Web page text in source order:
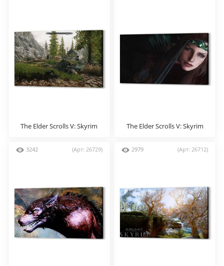
The Elder Scrolls V: Skyrim The Elder Scrolls V: Skyrim
3242 (Арт: 26729) 2979 (Арт: 26712)